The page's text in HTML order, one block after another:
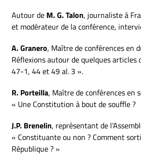
Autour de M. G. Talon, journaliste à
et modérateur de la conférence,
A. Granero, Maître de conférences en
Réflexions autour de quelques articles
47-1, 44 et 49 al. 3 ».
R. Porteilla, Maître de conférences en
« Une Constitution à bout de souffle ?
J.P. Brenelin, représentant de
« Constituante ou non ? Comment
République ? »